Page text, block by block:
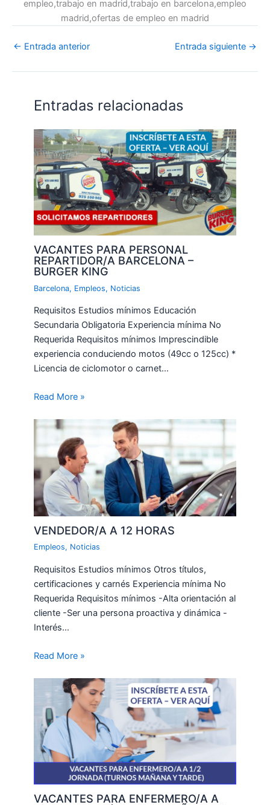
empleo,trabajo en madrid,trabajo en barcelona,empleo
madrid,ofertas de empleo en madrid
← Entrada anterior Entrada siguiente →
Entradas relacionadas
VACANTES PARA PERSONAL
REPARTIDOR/A BARCELONA –
BURGER KING
Barcelona, Empleos, Noticias
Requisitos Estudios mínimos Educación
Secundaria Obligatoria Experiencia mínima No
Requerida Requisitos mínimos Imprescindible
experiencia conduciendo motos (49cc o 125cc) *
Licencia de ciclomotor o carnet…
Read More »
VENDEDOR/A A 12 HORAS
Empleos, Noticias
Requisitos Estudios mínimos Otros títulos,
certificaciones y carnés Experiencia mínima No
Requerida Requisitos mínimos -Alta orientación al
cliente -Ser una persona proactiva y dinámica -
Interés…
Read More »
VACANTES PARA ENFERMERO/A A